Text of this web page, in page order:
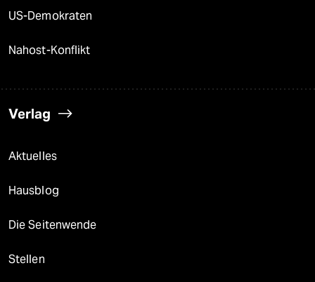
US-Demokraten
Nahost-Konflikt
Verlag
Aktuelles
Hausblog
Die Seitenwende
Stellen